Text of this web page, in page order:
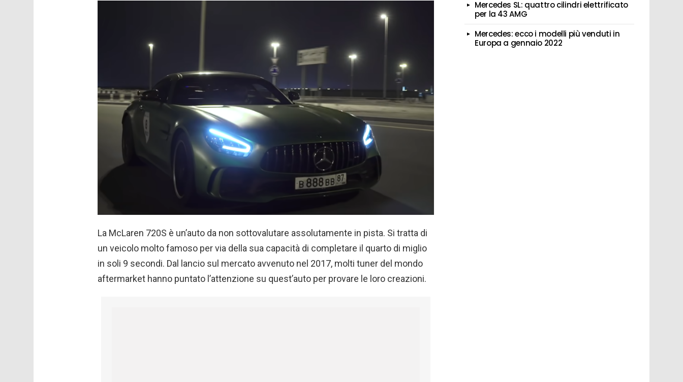
La McLaren 720S è un’auto da non sottovalutare assolutamente in pista. Si tratta di
un veicolo molto famoso per via della sua capacità di completare il quarto di miglio
in soli 9 secondi. Dal lancio sul mercato avvenuto nel 2017, molti tuner del mondo
aftermarket hanno puntato l’attenzione su quest’auto per provare le loro creazioni.
Mercedes SL: quattro cilindri elettrificato
per la 43 AMG
Mercedes: ecco i modelli più venduti in
Europa a gennaio 2022